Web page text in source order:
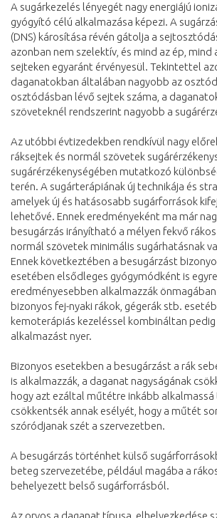
A sugárkezelés lényegét nagy energiájú
gyógyító célú alkalmazása képezi. A
(DNS) károsítása révén gátolja a
azonban nem szelektív, és mind az ép, mind
sejteken egyaránt érvényesül. Tekintettel
daganatokban általában nagyobb az
osztódásban lévő sejtek száma, a
szöveteknél rendszerint nagyobb a
Az utóbbi évtizedekben rendkívül nagy
ráksejtek és normál szövetek
sugárérzékenységében mutatkozó
terén. A sugárterápiának új technikája és
amelyek új és hatásosabb sugárforrások
lehetővé. Ennek eredményeként ma már
besugárzás irányítható a mélyen fekvő
normál szövetek minimális sugárhatásnak
Ennek következtében a besugárzást
esetében elsődleges gyógymódként is
eredményesebben alkalmazzák
bizonyos fej-nyaki rákok, gégerák stb.
kemoterápiás kezeléssel kombináltan
alkalmazást nyer.
Bizonyos esetekben a besugárzást a rák
is alkalmazzák, a daganat nagyságának
hogy azt ezáltal műtétre inkább alkalmassá
csökkentsék annak esélyét, hogy a műtét
szóródjanak szét a szervezetben.
A besugárzás történhet külső
beteg szervezetébe, például magába a
behelyezett belső sugárforrásból.